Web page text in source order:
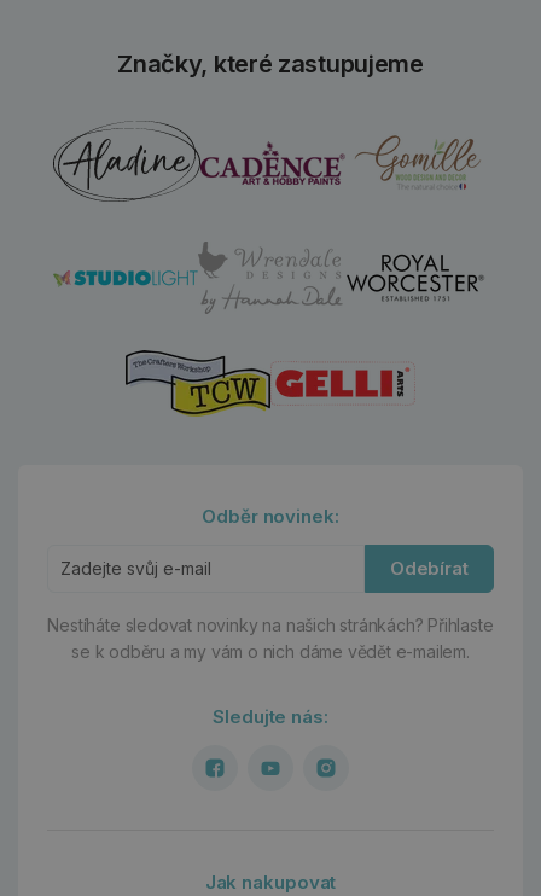
Značky, které zastupujeme
Odběr novinek:
Odebírat
Nestíháte sledovat novinky na našich stránkách? Přihlaste
se k odběru a my vám o nich dáme vědět e-mailem.
Sledujte nás:
Jak nakupovat